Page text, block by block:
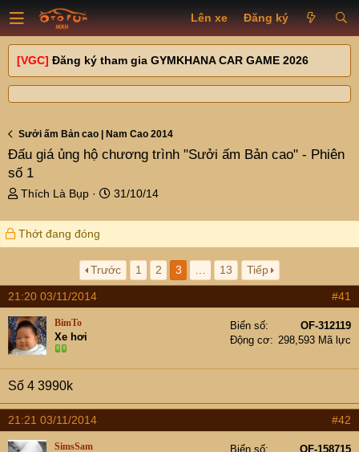
Lên xe Đăng ký
[VGC] Đăng ký tham gia GYMKHANA CAR GAME 2026
Sưởi ấm Bản cao | Nam Cao 2014
Đấu giá ủng hộ chương trình "Sưởi ấm Bản cao" - Phiên
số 1
T
r
e
s
t
a
r
t
Thích Là Bụp
N
à
ử
i
31/10/14
Thớt đang đóng
Trước 1 2 3 13 Tiếp
21:20 03/11/2014 #41
BimTo
Xe hơi
Biển số
OF-312119
Động cơ
298,593 Mã lực
Số 4 3990k
21:21 03/11/2014 #42
SimsSam Biển số
OF-158715